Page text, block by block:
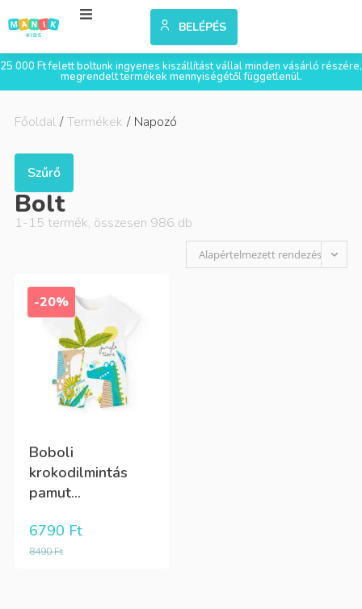
BELÉPÉS
25 000 Ft felett boltunk ingyenes kiszállítást vállal minden vásárló részére,
megrendelt termékek mennyiségétől függetlenül.
Főoldal / Termékek / Napozó
Szűrő
Bolt
1-15 termék, összesen 986 db
Alapértelmezett rendezés
-20%
Boboli
krokodilmintás
pamut...
8490Ft
6790 Ft